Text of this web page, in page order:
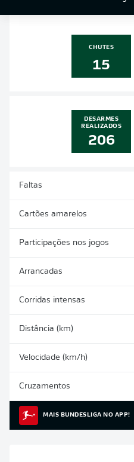
CHUTES
15
DESARMES
REALIZADOS
206
Faltas
Cartões amarelos
Participações nos jogos
Arrancadas
Corridas intensas
Distância (km)
Velocidade (km/h)
Cruzamentos
MAIS BUNDESLIGA NO APP!